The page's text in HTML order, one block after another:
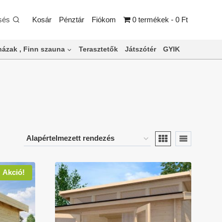
Kosár Pénztár Fiókom 0 termékek 0 Ft
, Finn szauna Terasztetők Játszótér GYIK
Akció!